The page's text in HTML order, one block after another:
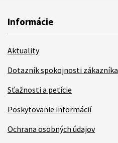
Informácie
Aktuality
Dotazník spokojnosti zákazníka
Sťažnosti a petície
Poskytovanie informácií
Ochrana osobných údajov